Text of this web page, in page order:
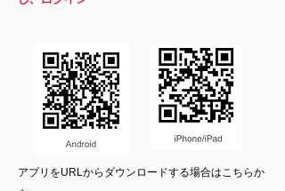
​アプリをURLからダウンロードする場合はこちらか